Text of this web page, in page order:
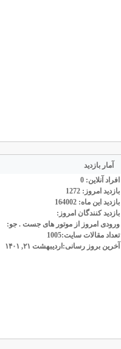
آمار بازدید
افراد آنلاین: 0
بازدید امروز: 1272
بازدید این ماه: 164002
بازدید کنندگان امروز:
ورودی امروز از موتور های جست . جو:
تعداد مقالات سایت:1005
آخرین بروز رسانی:اردیبهشت ۲۱, ۱۴۰۱